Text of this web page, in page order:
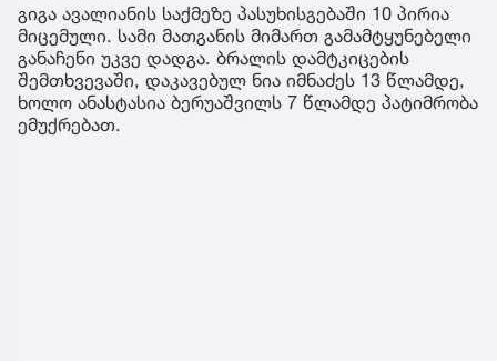
გიგა ავალიანის საქმეზე პასუხისგებაში 10 პირია
მიცემული. სამი მათგანის მიმართ გამამტყუნებელი
განაჩენი უკვე დადგა. ბრალის დამტკიცების
შემთხვევაში, დაკავებულ ნია იმნაძეს 13 წლამდე,
ხოლო ანასტასია ბერუაშვილს 7 წლამდე პატიმრობა
ემუქრებათ.